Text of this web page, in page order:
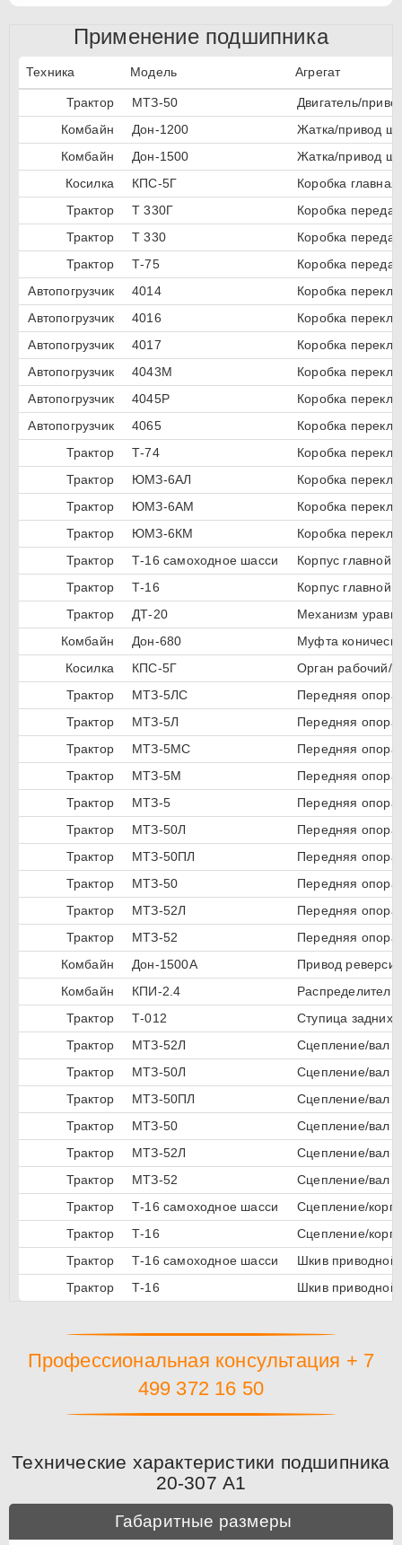
Применение подшипника
Техника Модель Агрегат
Трактор МТЗ-50
Двигатель/
Комбайн
Дон-1200
Жатка/привод
Комбайн
Дон-1500
Жатка/привод
Косилка
КПС-5Г
Коробка главная
Трактор
Т 330Г
Коробка
Трактор
Т 330
Коробка
Трактор
Т-75
Коробка
Автопогрузчик
4014
Коробка
Автопогрузчик
4016
Коробка
Автопогрузчик
4017
Коробка
Автопогрузчик
4043М
Коробка
Автопогрузчик
4045Р
Коробка
Автопогрузчик
4065
Коробка
Трактор
Т-74
Коробка
Трактор
ЮМЗ-6АЛ
Коробка
Трактор
ЮМЗ-6АМ
Коробка
Трактор
ЮМЗ-6КМ
Коробка
Трактор
Т-16 самоходное шасси
Корпус главной
Трактор
Т-16
Корпус главной
Трактор
ДТ-20
Механизм
Комбайн
Дон-680
Муфта
Косилка
КПС-5Г
Орган рабочий/
Трактор
МТЗ-5ЛС
Передняя опора
Трактор
МТЗ-5Л
Передняя опора
Трактор
МТЗ-5МС
Передняя опора
Трактор
МТЗ-5М
Передняя опора
Трактор
МТЗ-5
Передняя опора
Трактор
МТЗ-50Л
Передняя опора
Трактор
МТЗ-50ПЛ
Передняя опора
Трактор
МТЗ-50
Передняя опора
Трактор
МТЗ-52Л
Передняя опора
Трактор
МТЗ-52
Передняя опора
Комбайн
Дон-1500А
Привод
Комбайн
КПИ-2.4
Трактор
Т-012
Ступица задних
Трактор
МТЗ-52Л
Сцепление/вал
Трактор
МТЗ-50Л
Сцепление/вал
Трактор
МТЗ-50ПЛ
Сцепление/вал
Трактор
МТЗ-50
Сцепление/вал
Трактор
МТЗ-52Л
Сцепление/вал
Трактор
МТЗ-52
Сцепление/вал
Трактор
Т-16 самоходное шасси
Сцепление/
Трактор
Т-16
Сцепление/
Трактор
Т-16 самоходное шасси
Шкив приводной
Трактор
Т-16 Шкив приводной
Профессиональная консультация + 7
499 372 16 50
Технические характеристики подшипника
20-307 А1
Габаритные размеры